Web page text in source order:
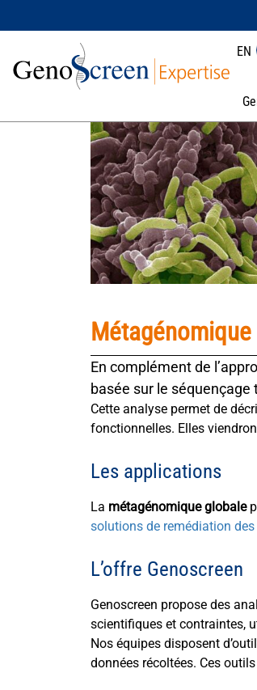
EN
En complément de
basée sur le séquençage
Cette analyse permet de
fonctionnelles. Elles
Les applications
La métagénomique globale
solutions de remédiation
L’offre Genoscreen
Genoscreen propose des
scientifiques et contraintes,
Nos équipes disposent
données récoltées. Ces